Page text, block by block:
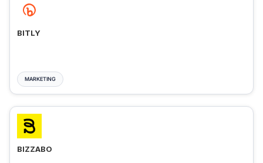
BITLY
MARKETING
BIZZABO